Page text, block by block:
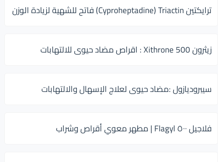
ترايكتين Cyproheptadine) Triactin) فاتح للشهية لزيادة الوزن
زيثرون 500 Xithrone : اقراص مضاد حيوى للالتهابات
سيبروديازول :مضاد حيوى لعلاج الإسهال والالتهابات
فلاجيل ٥٠٠ Flagyl | مطهر معوي أقراص وشراب